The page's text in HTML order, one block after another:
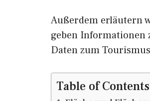
Außerdem erläutern
geben Informationen
Daten zum
Table of Contents